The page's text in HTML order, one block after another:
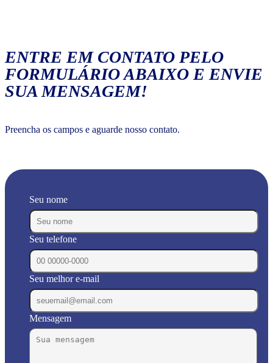
ENTRE EM CONTATO PELO
FORMULÁRIO ABAIXO E ENVIE
SUA MENSAGEM!
Preencha os campos e aguarde nosso contato.
Seu nome
Seu telefone
Seu melhor e-mail
Mensagem